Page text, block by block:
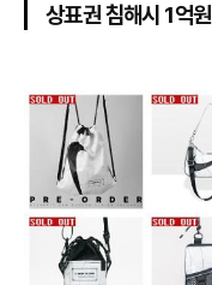
상표권 침해시 1억